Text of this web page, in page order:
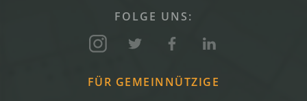
FOLGE UNS:
FÜR GEMEINNÜTZIGE